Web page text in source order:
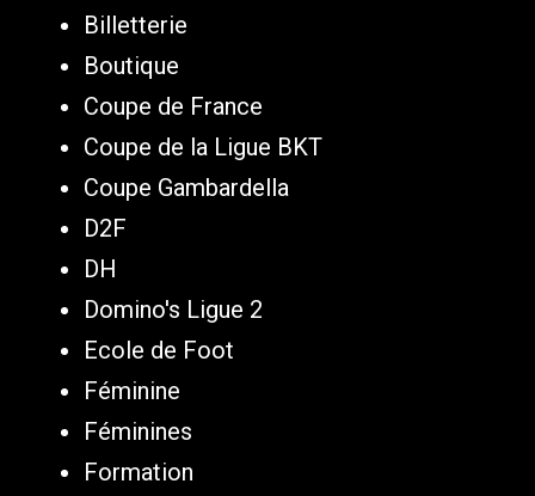
Billetterie
Boutique
Coupe de France
Coupe de la Ligue BKT
Coupe Gambardella
D2F
DH
Domino's Ligue 2
Ecole de Foot
Féminine
Féminines
Formation